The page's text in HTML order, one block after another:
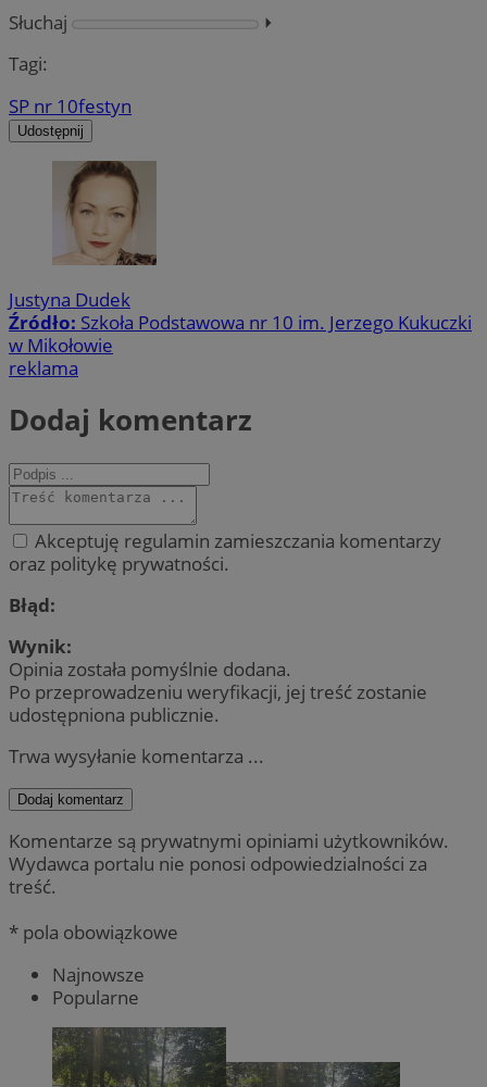
Słuchaj
⏵︎
Tagi:
SP nr 10festyn
Udostępnij
Justyna Dudek
Źródło: Szkoła Podstawowa nr 10 im. Jerzego Kukuczki
w Mikołowie
reklama
Dodaj komentarz
Akceptuję regulamin zamieszczania komentarzy
oraz politykę prywatności.
Błąd:
Wynik:
Opinia została pomyślnie dodana.
Po przeprowadzeniu weryfikacji, jej treść zostanie
udostępniona publicznie.
Trwa wysyłanie komentarza ...
Dodaj komentarz
Komentarze są prywatnymi opiniami użytkowników.
Wydawca portalu nie ponosi odpowiedzialności za
treść.
* pola obowiązkowe
Najnowsze
Popularne